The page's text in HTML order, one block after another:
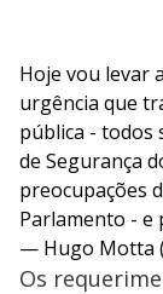
Hoje vou levar
urgência que
pública - todos
de Segurança
preocupações
Parlamento - e
— Hugo Motta
Os